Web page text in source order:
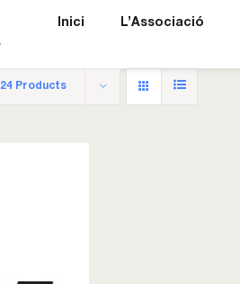
Inici L’Associació
24 Products